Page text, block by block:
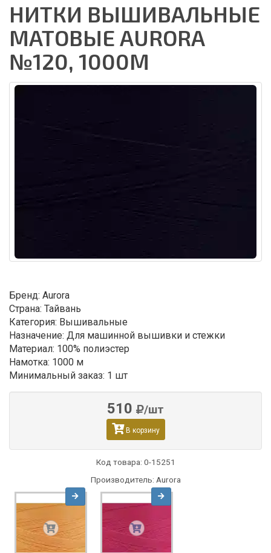
НИТКИ ВЫШИВАЛЬНЫЕ
МАТОВЫЕ AURORA
№120, 1000М
Бренд: Aurora
Страна: Тайвань
Категория: Вышивальные
Назначение: Для машинной вышивки и стежки
Материал: 100% полиэстер
Намотка: 1000 м
Минимальный заказ: 1 шт
510 /шт
В корзину
Код товара: 0-15251
Производитель: Aurora